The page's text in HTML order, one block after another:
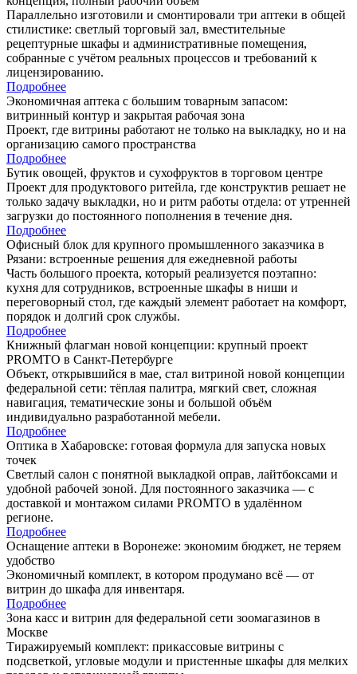
Параллельно изготовили и смонтировали три аптеки в общей
стилистике: светлый торговый зал, вместительные
рецептурные шкафы и административные помещения,
собранные с учётом реальных процессов и требований к
лицензированию.
Подробнее
Экономичная аптека с большим товарным запасом:
витринный контур и закрытая рабочая зона
Проект, где витрины работают не только на выкладку, но и на
организацию самого пространства
Подробнее
Бутик овощей, фруктов и сухофруктов в торговом центре
Проект для продуктового ритейла, где конструктив решает не
только задачу выкладки, но и ритм работы отдела: от утренней
загрузки до постоянного пополнения в течение дня.
Подробнее
Офисный блок для крупного промышленного заказчика в
Рязани: встроенные решения для ежедневной работы
Часть большого проекта, который реализуется поэтапно:
кухня для сотрудников, встроенные шкафы в ниши и
переговорный стол, где каждый элемент работает на комфорт,
порядок и долгий срок службы.
Подробнее
Книжный флагман новой концепции: крупный проект
PROMTO в Санкт-Петербурге
Объект, открывшийся в мае, стал витриной новой концепции
федеральной сети: тёплая палитра, мягкий свет, сложная
навигация, тематические зоны и большой объём
индивидуально разработанной мебели.
Подробнее
Оптика в Хабаровске: готовая формула для запуска новых
точек
Светлый салон с понятной выкладкой оправ, лайтбоксами и
удобной рабочей зоной. Для постоянного заказчика — с
доставкой и монтажом силами PROMTO в удалённом
регионе.
Подробнее
Оснащение аптеки в Воронеже: экономим бюджет, не теряем
удобство
Экономичный комплект, в котором продумано всё — от
витрин до шкафа для инвентаря.
Подробнее
Зона касс и витрин для федеральной сети зоомагазинов в
Москве
Тиражируемый комплект: прикассовые витрины с
подсветкой, угловые модули и пристенные шкафы для мелких